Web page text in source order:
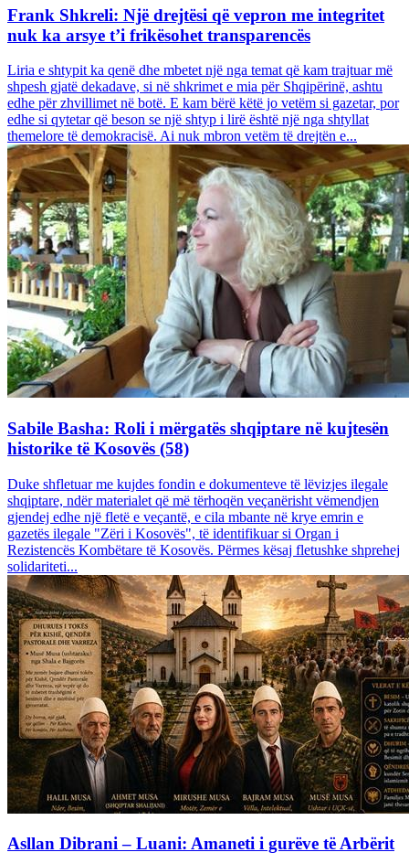
Frank Shkreli: Një drejtësi që vepron me integritet
nuk ka arsye t’i frikësohet transparencës
Liria e shtypit ka qenë dhe mbetet një nga temat që kam trajtuar më
shpesh gjatë dekadave, si në shkrimet e mia për Shqipërinë, ashtu
edhe për zhvillimet në botë. E kam bërë këtë jo vetëm si gazetar, por
edhe si qytetar që beson se një shtyp i lirë është një nga shtyllat
themelore të demokracisë. Ai nuk mbron vetëm të drejtën e...
Sabile Basha: Roli i mërgatës shqiptare në kujtesën
historike të Kosovës (58)
Duke shfletuar me kujdes fondin e dokumenteve të lëvizjes ilegale
shqiptare, ndër materialet që më tërhoqën veçanërisht vëmendjen
gjendej edhe një fletë e veçantë, e cila mbante në krye emrin e
gazetës ilegale "Zëri i Kosovës", të identifikuar si Organ i
Rezistencës Kombëtare të Kosovës. Përmes kësaj fletushke shprehej
solidariteti...
Asllan Dibrani – Luani: Amaneti i gurëve të Arbërit